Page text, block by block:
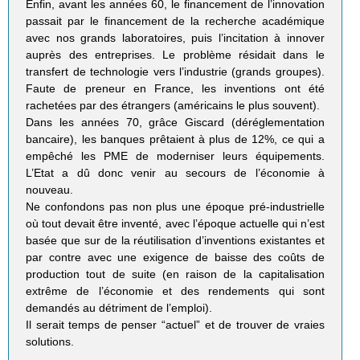
Enfin, avant les années 60, le financement de l’innovation
passait par le financement de la recherche académique
avec nos grands laboratoires, puis l’incitation à innover
auprès des entreprises. Le problème résidait dans le
transfert de technologie vers l’industrie (grands groupes).
Faute de preneur en France, les inventions ont été
rachetées par des étrangers (américains le plus souvent).
Dans les années 70, grâce Giscard (déréglementation
bancaire), les banques prêtaient à plus de 12%, ce qui a
empêché les PME de moderniser leurs équipements.
L’Etat a dû donc venir au secours de l’économie à
nouveau.
Ne confondons pas non plus une époque pré-industrielle
où tout devait être inventé, avec l’époque actuelle qui n’est
basée que sur de la réutilisation d’inventions existantes et
par contre avec une exigence de baisse des coûts de
production tout de suite (en raison de la capitalisation
extrême de l’économie et des rendements qui sont
demandés au détriment de l’emploi).
Il serait temps de penser “actuel” et de trouver de vraies
solutions.